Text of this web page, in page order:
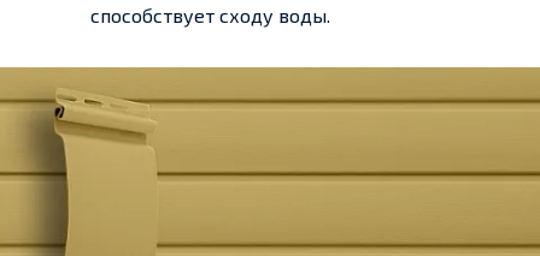
способствует сходу воды.